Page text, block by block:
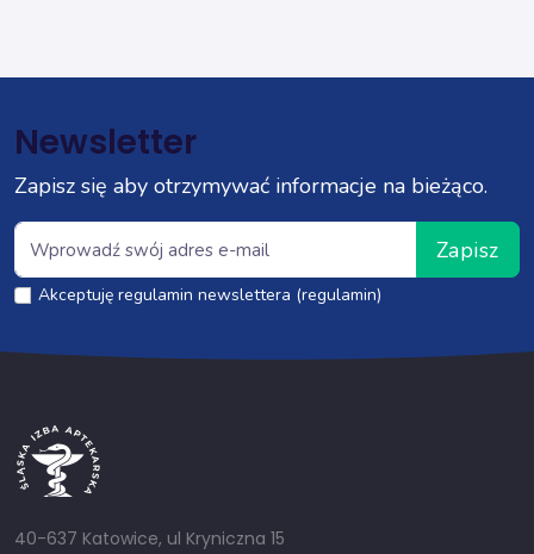
Newsletter
Zapisz się aby otrzymywać informacje na bieżąco.
Zapisz
Akceptuję regulamin newslettera (regulamin)
40-637 Katowice, ul Kryniczna 15